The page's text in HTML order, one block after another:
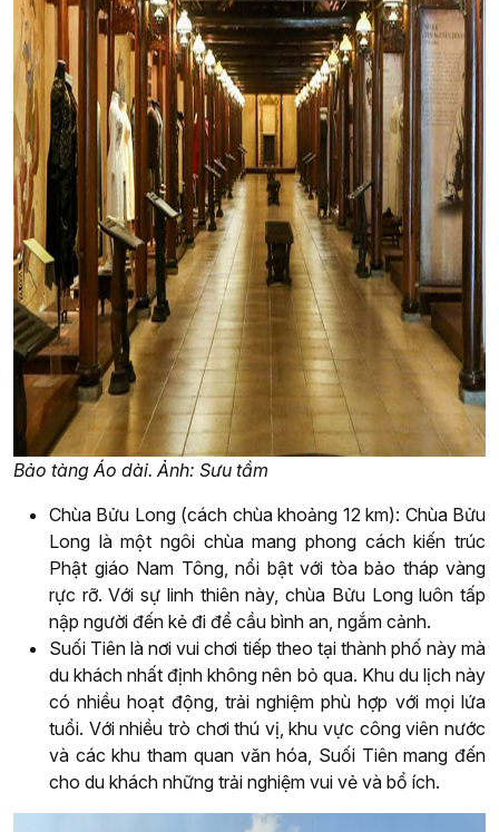
Bảo tàng Áo dài. Ảnh: Sưu tầm
Chùa Bửu Long (cách chùa khoảng 12 km): Chùa Bửu
Long là một ngôi chùa mang phong cách kiến trúc
Phật giáo Nam Tông, nổi bật với tòa bảo tháp vàng
rực rỡ. Với sự linh thiên này, chùa Bửu Long luôn tấp
nập người đến kẻ đi để cầu bình an, ngắm cảnh.
Suối Tiên là nơi vui chơi tiếp theo tại thành phố này mà
du khách nhất định không nên bỏ qua. Khu du lịch này
có nhiều hoạt động, trải nghiệm phù hợp với mọi lứa
tuổi. Với nhiều trò chơi thú vị, khu vực công viên nước
và các khu tham quan văn hóa, Suối Tiên mang đến
cho du khách những trải nghiệm vui vẻ và bổ ích.